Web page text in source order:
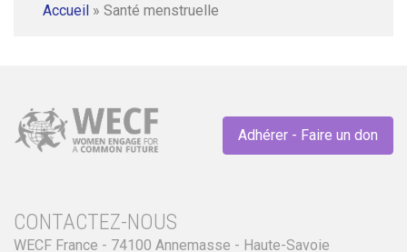
Accueil » Santé menstruelle
Adhérer - Faire un don
CONTACTEZ-NOUS
WECF France - 74100 Annemasse - Haute-Savoie